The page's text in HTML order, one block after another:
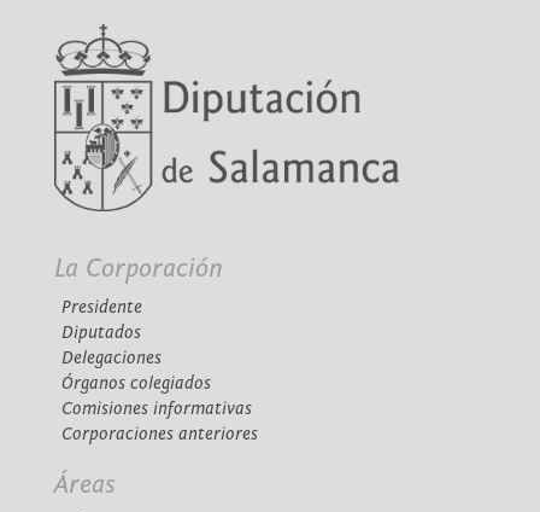
La Corporación
Presidente
Diputados
Delegaciones
Órganos colegiados
Comisiones informativas
Corporaciones anteriores
Áreas